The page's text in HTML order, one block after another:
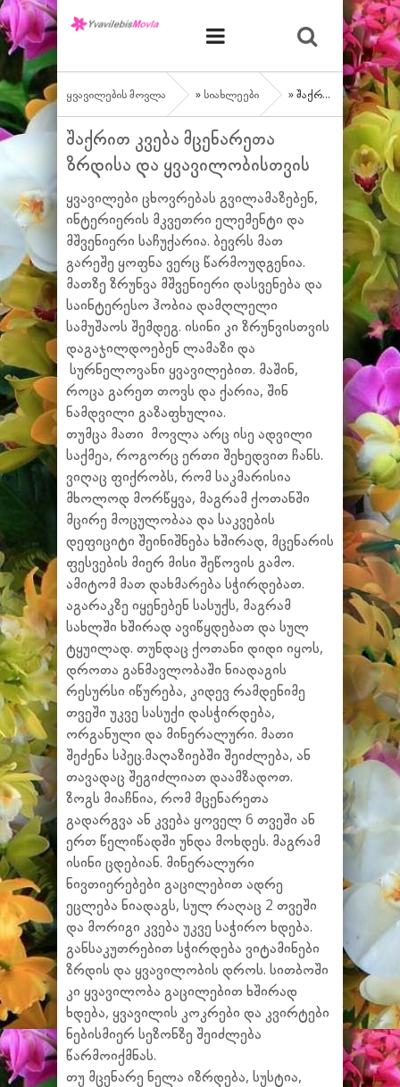
ყვავილების მოვლა » სიახლეები » შაქრით კვება მცენარეთა ზრდისა და ყვავილობისთვის
შაქრით კვება მცენარეთა
ზრდისა და ყვავილობისთვის
ყვავილები ცხოვრებას გვილამაზებენ,
ინტერიერის მკვეთრი ელემენტი და
მშვენიერი საჩუქარია. ბევრს მათ
გარეშე ყოფნა ვერც წარმოუდგენია.
მათზე ზრუნვა მშვენიერი დასვენება და
საინტერესო ჰობია დამღლელი
სამუშაოს შემდეგ. ისინი კი ზრუნვისთვის
დაგაჯილდოებენ ლამაზი და
სურნელოვანი ყვავილებით. მაშინ,
როცა გარეთ თოვს და ქარია, შინ
ნამდვილი გაზაფხულია.
თუმცა მათი მოვლა არც ისე ადვილი
საქმეა, როგორც ერთი შეხედვით ჩანს.
ვიღაც ფიქრობს, რომ საკმარისია
მხოლოდ მორწყვა, მაგრამ ქოთანში
მცირე მოცულობაა და საკვების
დეფიციტი შეინიშნება ხშირად, მცენარის
ფესვების მიერ მისი შეწოვის გამო.
ამიტომ მათ დახმარება სჭირდებათ.
აგარაკზე იყენებენ სასუქს, მაგრამ
სახლში ხშირად ავიწყდებათ და სულ
ტყუილად. თუნდაც ქოთანი დიდი იყოს,
დროთა განმავლობაში ნიადაგის
რესურსი იწურება, კიდევ რამდენიმე
თვეში უკვე სასუქი დასჭირდება,
ორგანული და მინერალური. მათი
შეძენა სპეც.მაღაზიებში შეიძლება, ან
თავადაც შეგიძლიათ დაამზადოთ.
ზოგს მიაჩნია, რომ მცენარეთა
გადარგვა ან კვება ყოველ 6 თვეში ან
ერთ წელიწადში უნდა მოხდეს. მაგრამ
ისინი ცდებიან. მინერალური
ნივთიერებები გაცილებით ადრე
ეცლება ნიადაგს, სულ რაღაც 2 თვეში
და მორიგი კვება უკვე საჭირო ხდება.
განსაკუთრებით სჭირდება ვიტამინები
ზრდის და ყვავილობის დროს. სითბოში
კი ყვავილობა გაცილებით ხშირად
ხდება, ყვავილის კოკრები და კვირტები
ნებისმიერ სეზონზე შეიძლება
წარმოიქმნას.
თუ მცენარე ნელა იზრდება, სუსტია,